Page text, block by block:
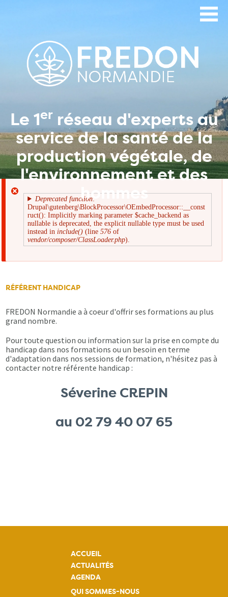
Le 1erréseau d'experts au
service de la santé de la
production végétale, de
l'environnement et des
hommes
Message
d'erreur
Deprecated function:
Drupal\gutenberg\BlockProcessor\OEmbedProcessor::__const
ruct(): Implicitly marking parameter $cache_backend as
nullable is deprecated, the explicit nullable type must be used
instead in include() (line576 of
vendor/composer/ClassLoader.php).
RÉFÉRENT HANDICAP
FREDON Normandie a à coeur d'offrir ses formations au plus
grand nombre.
Pour toute question ou information sur la prise en compte du
handicap dans nos formations ou un besoin en terme
d'adaptation dans nos sessions de formation, n'hésitez pas à
contacter notre référente handicap :
Séverine CREPIN
au 02 79 40 07 65
ACCUEIL
ACTUALITÉS
AGENDA
QUI SOMMES-NOUS